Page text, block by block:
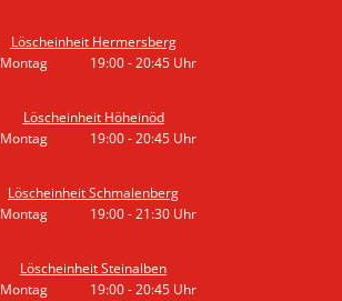
Löscheinheit Hermersberg
Montag
19:00-20:45 Uhr
Löscheinheit Höheinöd
Montag
19:00-20:45 Uhr
Löscheinheit Schmalenberg
Montag
19:00-21:30 Uhr
Löscheinheit Steinalben
Montag
19:00-20:45 Uhr